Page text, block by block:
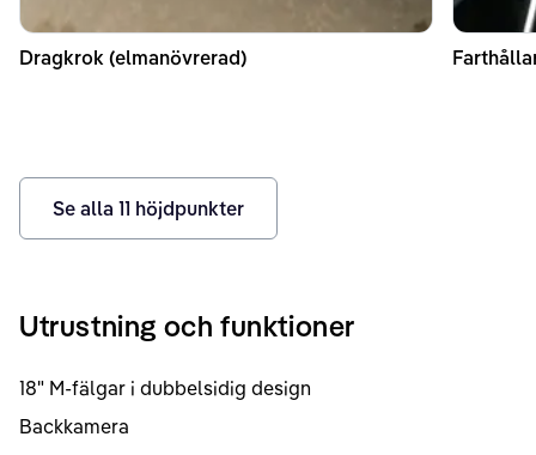
Dragkrok (elmanövrerad)
Se alla 11 höjdpunkter
Utrustning och funktioner
18" M-fälgar i dubbelsidig design
Backkamera